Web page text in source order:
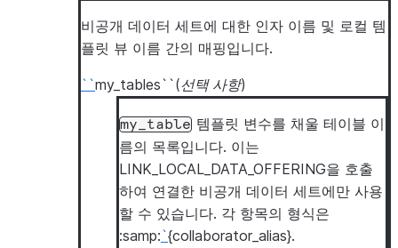
비공개 데이터 세트에 대한 인자 이름 및 로컬 템
플릿 뷰 이름 간의 매핑입니다.
``my_tables``(선택 사항)
my_table 템플릿 변수를 채울 테이블 이
름의 목록입니다. 이는
LINK_LOCAL_DATA_OFFERING을 호출
하여 연결한 비공개 데이터 세트에만 사용
할 수 있습니다. 각 항목의 형식은
:samp:`{collaborator_alias}.